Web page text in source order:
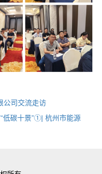
公司交流走访
低碳十景”①| 杭州市能源